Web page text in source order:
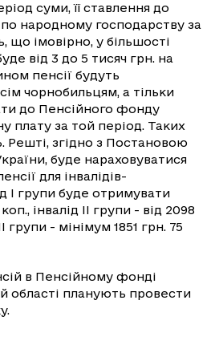
суми, її ставлення до
народному господарству за
що імовірно, у більшості
від 3 до 5 тисяч грн. на
пенсії будуть
чорнобильцям, а тільки
до Пенсійного фонду
плату за той період. Таких
Решті, згідно з Постановою
буде нараховуватися
для інвалідів-
I групи буде отримувати
інвалід II групи - від 2098
групи - мінімум 1851 грн. 75
в Пенсійному фонді
області планують провести